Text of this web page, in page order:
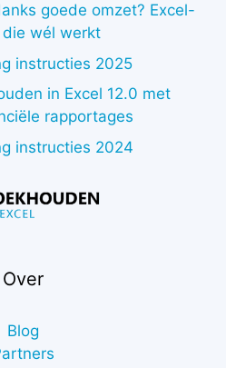
goede omzet? Excel-
die wél werkt
instructies 2025
in Excel 12.0 met
rapportages
instructies 2024
Over
Blog